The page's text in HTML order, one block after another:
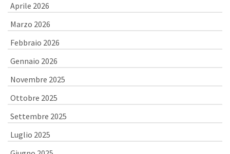
Aprile 2026
Marzo 2026
Febbraio 2026
Gennaio 2026
Novembre 2025
Ottobre 2025
Settembre 2025
Luglio 2025